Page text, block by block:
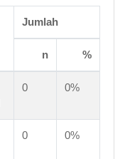
Jumlah
n %
0 0%
0 0%